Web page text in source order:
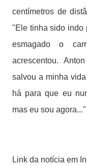
centímetros de
"Ele tinha sido indo
esmagado o
acrescentou.
salvou a minha
há para que eu
mas eu sou agora..."
Link da notícia em